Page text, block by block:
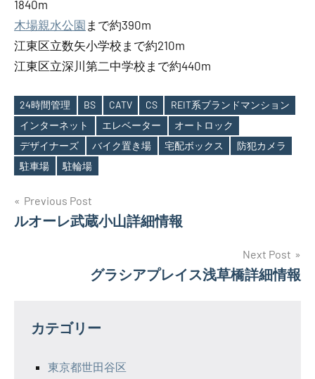
1840m
木場親水公園 まで約390m
江東区立数矢小学校まで約210m
江東区立深川第二中学校まで約440m
Tags
24時間管理 BS CATV CS
REIT系ブランドマンション
インターネット
エレベーター
オートロック
デザイナーズ
バイク置き場 宅配ボックス
防犯カメラ
駐車場
駐輪場
投
稿
ー
Previous Post
ルオーレ武蔵小山詳細情報
Next Post
グラシアプレイス浅草橋詳細情報
カテゴリー
東京都世田谷区